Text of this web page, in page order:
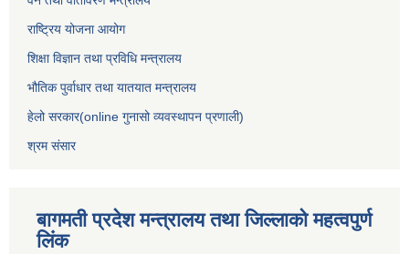
राष्ट्रिय योजना आयोग
शिक्षा विज्ञान तथा प्रविधि मन्त्रालय
भौतिक पुर्वाधार तथा यातयात मन्त्रालय
हेलो सरकार(online गुनासो व्यवस्थापन प्रणाली)
श्रम संसार
बागमती प्रदेश मन्त्रालय तथा जिल्लाको महत्वपुर्ण
लिंक